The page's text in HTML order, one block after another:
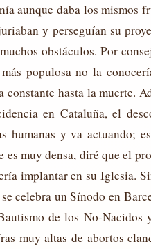
aunque daba los mismos
y perseguían su
obstáculos. Por
populosa no la
hasta la muerte.
en Cataluña, el
humanas y va actuando;
muy densa, diré que el
implantar en su Iglesia.
celebra un Sínodo en
de los No-
muy altas de abortos